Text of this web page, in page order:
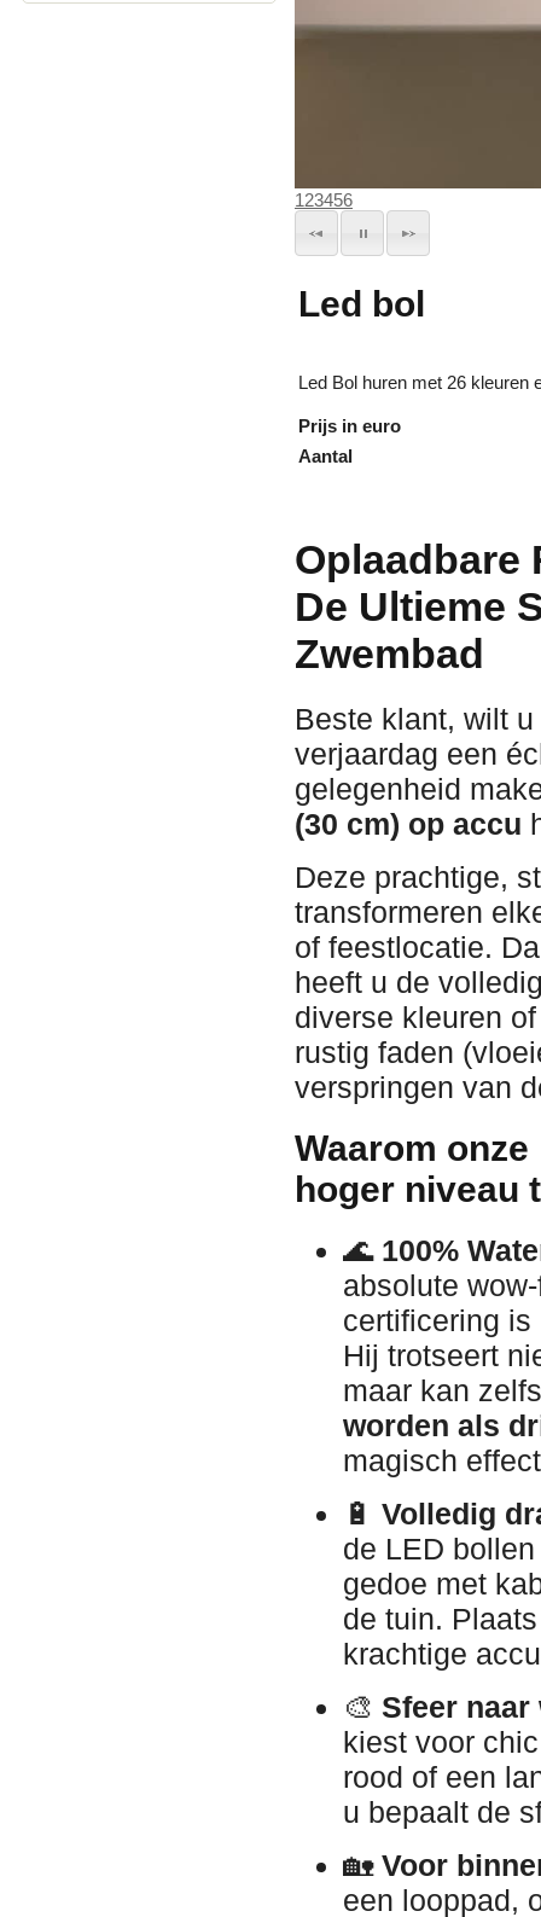
123456
Led bol
Led Bol huren met 26 kleuren
Prijs in euro
Aantal
Oplaadbare
De Ultieme
Zwembad
Beste klant, wilt
verjaardag een
gelegenheid
(30 cm) op accu
Deze prachtige,
transformeren
of feestlocatie.
heeft u de
diverse kleuren
rustig faden
verspringen van
Waarom
hoger niveau
🌊 100%
absolute
certificering is
Hij trotseert
maar kan
worden als
magisch
🔋 Volledig
de LED
gedoe met
de tuin.
krachtige
🎨 Sfeer
kiest voor
rood of een
u bepaalt de
🏡 Voor
een looppad,